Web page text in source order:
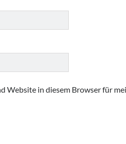
Website in diesem Browser für